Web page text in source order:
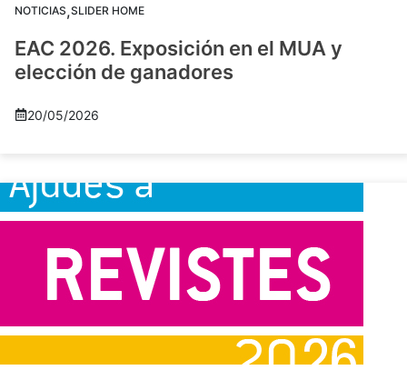
NOTICIAS,SLIDER HOME
EAC 2026. Exposición en el MUA y
elección de ganadores
20/05/2026